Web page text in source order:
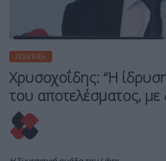
ΠΟΛΙΤΙΚΉ
Χρυσοχοΐδης: “Η
του αποτελέσματος, με